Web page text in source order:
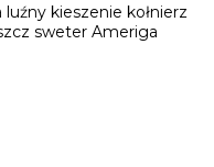
kieszenie kołnierz
sweter Ameriga